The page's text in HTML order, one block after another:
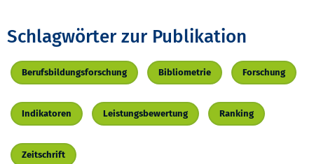
Schlagwörter zur Publikation
Berufsbildungsforschung Bibliometrie Forschung
Indikatoren Leistungsbewertung Ranking
Zeitschrift